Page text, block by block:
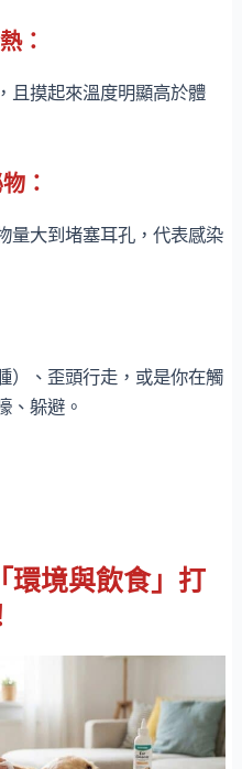
：
且摸起來溫度明顯高於體
：
量大到堵塞耳孔，代表感染
）、歪頭行走，或是你在觸
、躲避。
環境與飲食」打